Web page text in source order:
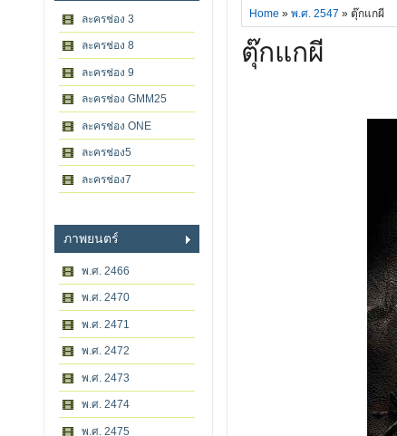
ละครช่อง 3
ละครช่อง 8
ละครช่อง 9
ละครช่อง GMM25
ละครช่อง ONE
ละครช่อง5
ละครช่อง7
ภาพยนตร์
พ.ศ. 2466
พ.ศ. 2470
พ.ศ. 2471
พ.ศ. 2472
พ.ศ. 2473
พ.ศ. 2474
พ.ศ. 2475
Home » พ.ศ. 2547 » ตุ๊กแกผี
ตุ๊กแกผี